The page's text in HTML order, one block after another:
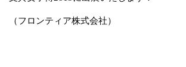
（フロンティア株式会社）